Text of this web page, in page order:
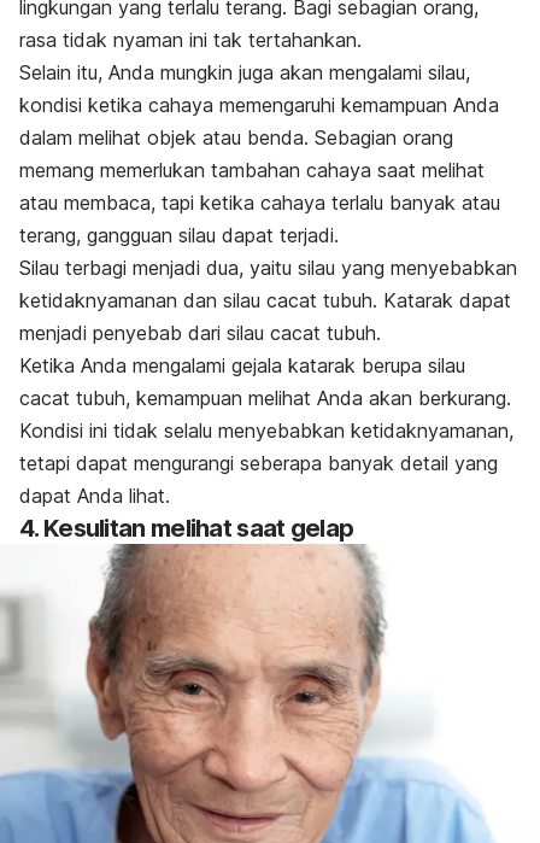
lingkungan yang terlalu terang. Bagi sebagian orang,
rasa tidak nyaman ini tak tertahankan.
Selain itu, Anda mungkin juga akan mengalami silau,
kondisi ketika cahaya memengaruhi kemampuan Anda
dalam melihat objek atau benda. Sebagian orang
memang memerlukan tambahan cahaya saat melihat
atau membaca, tapi ketika cahaya terlalu banyak atau
terang, gangguan silau dapat terjadi.
Silau terbagi menjadi dua, yaitu silau yang menyebabkan
ketidaknyamanan dan silau cacat tubuh. Katarak dapat
menjadi penyebab dari silau cacat tubuh.
Ketika Anda mengalami gejala katarak berupa silau
cacat tubuh, kemampuan melihat Anda akan berkurang.
Kondisi ini tidak selalu menyebabkan ketidaknyamanan,
tetapi dapat mengurangi seberapa banyak detail yang
dapat Anda lihat.
4. Kesulitan melihat saat gelap